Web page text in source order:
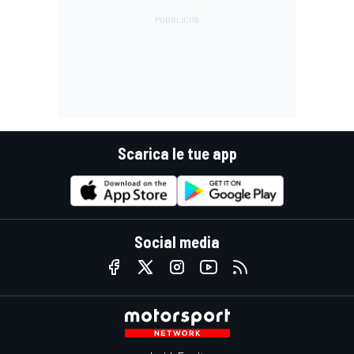
Scarica le tue app
Social media